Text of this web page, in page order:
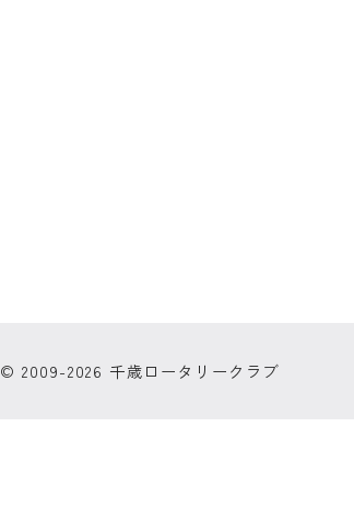
© 2009-2026 千歳ロータリークラブ